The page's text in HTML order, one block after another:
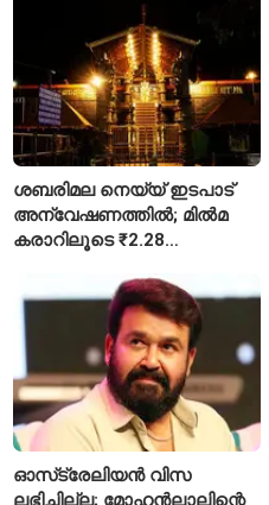
ശബരിമല നെയ്യ് ഇടപാട്
അന്വേഷണത്തിൽ; മിൽമ
കരാറിലൂടെ ₹2.28
എഫ്ഐആർ
ഓസ്‌ട്രേലിയൻ വിസ
ലഭിച്ചില്ല; മോഹൻലാലിന്റെ